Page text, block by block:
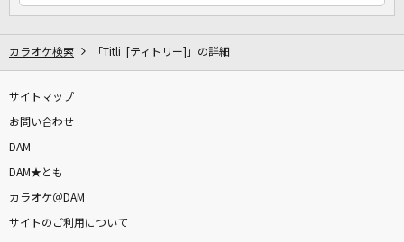
カラオケ検索 「Titli [ティトリー]」の詳細
サイトマップ
お問い合わせ
DAM
DAM★とも
カラオケ＠DAM
サイトのご利用について